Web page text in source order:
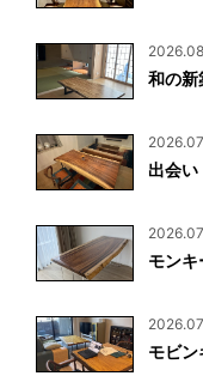
ィス）
和の新
出会い
モン
モビン